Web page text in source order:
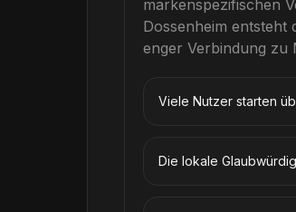
markenspezifischen
Dossenheim entsteht
enger Verbindung zu
Viele Nutzer starten
Die lokale